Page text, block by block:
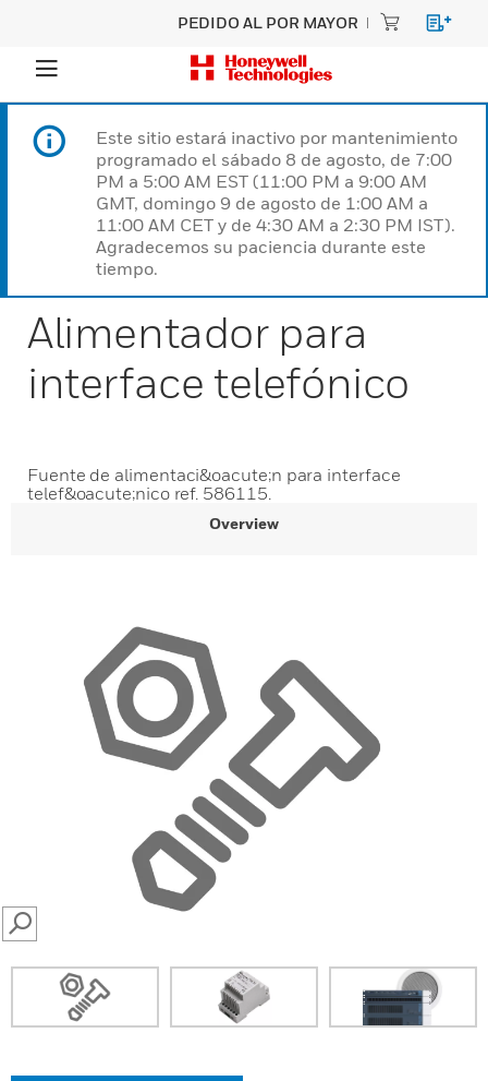
PEDIDO AL POR MAYOR
Este sitio estará inactivo por mantenimiento
programado el sábado 8 de agosto, de 7:00
PM a 5:00 AM EST (11:00 PM a 9:00 AM
GMT, domingo 9 de agosto de 1:00 AM a
11:00 AM CET y de 4:30 AM a 2:30 PM IST).
Agradecemos su paciencia durante este
tiempo.
Alimentador para
interface telefónico
Fuente de alimentaci&oacute;n para interface
telef&oacute;nico ref. 586115.
Overview
SEARCH